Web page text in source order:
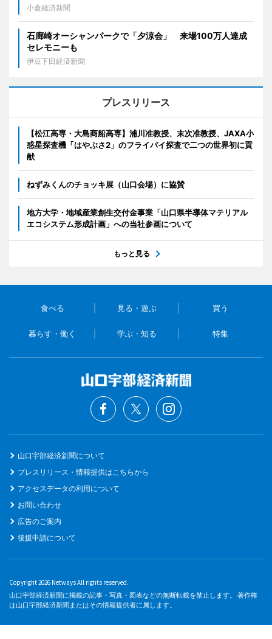
小倉経済新聞
石廊崎オーシャンパークで「夕涼会」 来場100万人達成
セレモニーも
伊豆下田経済新聞
プレスリリース
【松江高専・大島商船高専】浦川准教授、末次准教授、JAXA小
惑星探査機「はやぶさ2」のフライバイ探査で二つの世界初に貢
献
ねずみくんのチョッキ展（山口会場）に協賛
地方大学・地域産業創生交付金事業「山口県半導体マテリアル
エコシステム形成計画」への当社参画について
もっと見る
食べる 見る・遊ぶ 買う
暮らす・働く 学ぶ・知る 特集
山口宇部経済新聞について
プレスリリース・情報提供はこちらから
アクセスデータの利用について
お問い合わせ
広告のご案内
後援申請について
Copyright 2026 Netways All rights reserved.
山口宇部経済新聞に掲載の記事・写真・図表などの無断転載を禁止します。 著作権
は山口宇部経済新聞またはその情報提供者に属します。